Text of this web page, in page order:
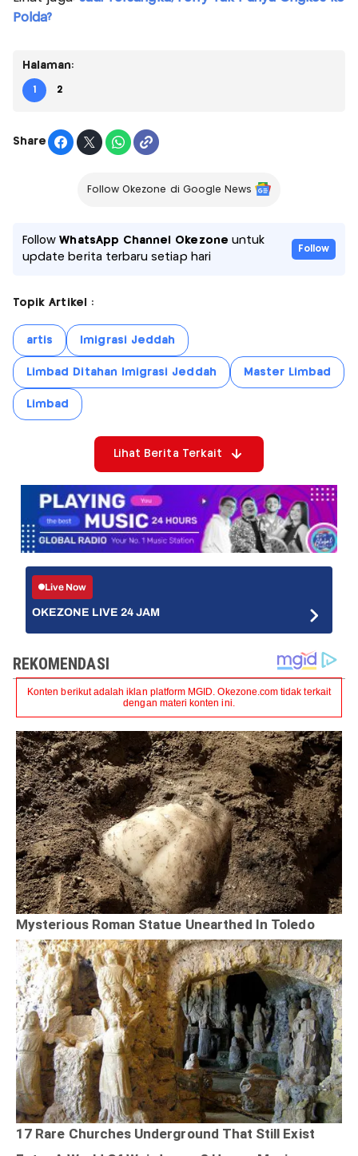
Polda?
Halaman:
1 2
Share
Follow Okezone di Google News
FollowWhatsApp Channel Okezone untuk
update berita terbaru setiap hari
Follow
Topik Artikel :
artis Imigrasi Jeddah
Limbad Ditahan Imigrasi Jeddah Master Limbad
Limbad
Lihat Berita Terkait
Live Now
OKEZONE LIVE 24 JAM